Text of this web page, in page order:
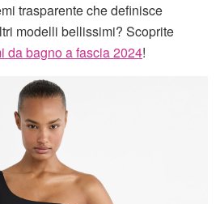
trasparente che definisce
modelli bellissimi? Scoprite
da bagno a fascia 2024!